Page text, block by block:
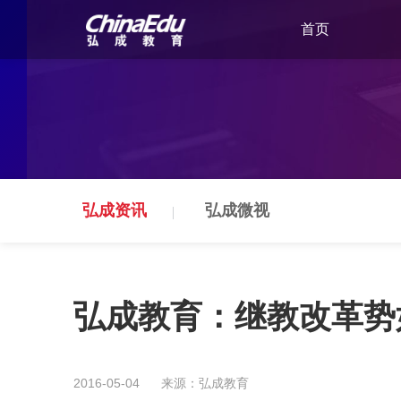
首页
弘成资讯 弘成微视
弘成教育：继教改革
2016-05-04 来源：弘成教育